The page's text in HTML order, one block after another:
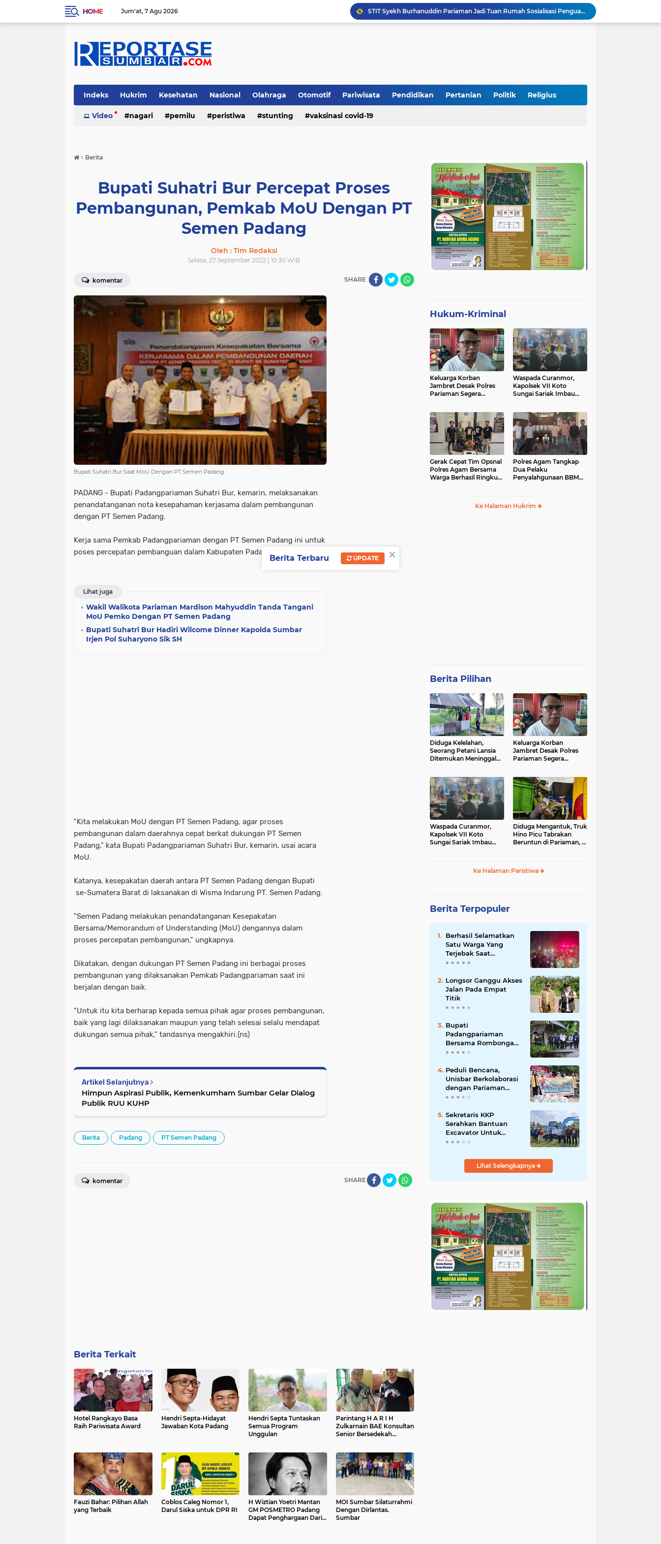
HOME Jum'at 7 Agu 2026
STIT Syekh Burhanuddin Pariaman Jadi Tuan Rumah Sosialisasi Penguatan Ideologi Pancasila Bersama BPIP dan DPR RI
Peduli Bencana, Unisbar Berkolaborasi dengan Pariaman Women Power Salurkan Bantuan untuk Korban Banjir di Padang
Diduga Akibat Puntung Rokok, Satu Pohon Cemara di Pantai Kata Pariaman Terbakar
Indeks Hukrim Kesehatan Nasional Olahraga Otomotif Pariwisata Pendidikan Pertanian Politik Religius
Video nagari pemilu peristiwa stunting vaksinasi covid-19
› Berita
Bupati Suhatri Bur Percepat Proses
Pembangunan, Pemkab MoU Dengan PT
Semen Padang
Oleh : Tim Redaksi
Selasa, 27 September 2022 | 10:30 WIB
komentar SHARE
Bupati Suhatri Bur Saat MoU Dengan PT Semen Padang
PADANG - Bupati Padangpariaman Suhatri Bur, kemarin, melaksanakan
penandatanganan nota kesepahaman kerjasama dalam pembangunan
dengan PT Semen Padang.
Kerja sama Pemkab Padangpariaman dengan PT Semen Padang ini untuk
poses percepatan pembanguan dalam Kabupaten Padangpariaman.
Lihat juga
Wakil Walikota Pariaman Mardison Mahyuddin Tanda Tangani
MoU Pemko Dengan PT Semen Padang
Bupati Suhatri Bur Hadiri Wilcome Dinner Kapolda Sumbar
Irjen Pol Suharyono Sik SH
"Kita melakukan MoU dengan PT Semen Padang, agar proses
pembangunan dalam daerahnya cepat berkat dukungan PT Semen
Padang," kata Bupati Padangpariaman Suhatri Bur, kemarin, usai acara
MoU.
Katanya, kesepakatan daerah antara PT Semen Padang dengan Bupati
se-Sumatera Barat di laksanakan di Wisma Indarung PT. Semen Padang.
"Semen Padang melakukan penandatanganan Kesepakatan
Bersama/Memorandum of Understanding (MoU) dengannya dalam
proses percepatan pembangunan," ungkapnya.
Dikatakan, dengan dukungan PT Semen Padang ini berbagai proses
pembangunan yang dilaksanakan Pemkab Padangpariaman saat ini
berjalan dengan baik.
"Untuk itu kita berharap kepada semua pihak agar proses pembangunan,
baik yang lagi dilaksanakan maupun yang telah selesai selalu mendapat
dukungan semua pihak," tandasnya mengakhiri.(ns)
Artikel Selanjutnya
Himpun Aspirasi Publik, Kemenkumham Sumbar Gelar Dialog
Publik RUU KUHP
Berita Padang PT Semen Padang
SHARE
komentar
Berita Terkait
Hotel Rangkayo Basa
Raih Pariwisata Award
Hendri Septa-Hidayat
Jawaban Kota Padang
Hendri Septa Tuntaskan
Semua Program
Unggulan
Parintang H A R I H
Zulkarnain BAE Konsultan
Senior Bersedekah
Fauzi Bahar: Pilihan Allah
yang Terbaik
Coblos Caleg Nomor 1,
Darul Siska untuk DPR RI
H Wiztian Yoetri Mantan
GM POSMETRO Padang
Dapat Penghargaan Dari
MOI Sumbar Silaturrahmi
Dengan Dirlantas.
Sumbar
Hukum-Kriminal
Keluarga Korban
Jambret Desak Polres
Pariaman Segera
Waspada Curanmor,
Kapolsek VII Koto
Sungai Sariak Imbau
Gerak Cepat Tim Opsnal
Polres Agam Bersama
Warga Berhasil Ringkus
Polres Agam Tangkap
Dua Pelaku
Penyalahgunaan BBM
Ke Halaman Hukrim
Berita Pilihan
Diduga Kelelahan,
Seorang Petani Lansia
Ditemukan Meninggal
Keluarga Korban
Jambret Desak Polres
Pariaman Segera
Waspada Curanmor,
Kapolsek VII Koto
Sungai Sariak Imbau
Diduga Mengantuk, Truk
Hino Picu Tabrakan
Beruntun di Pariaman, 5
Ke Halaman Peristiwa
Berita Terpopuler
Berhasil Selamatkan
Satu Warga Yang
Terjebak Saat
Kebakaran
Longsor Ganggu Akses
Jalan Pada Empat
Titik
Bupati
Padangpariaman
Bersama Rombongan
Jemput Aspirasi
Peduli Bencana,
Unisbar Berkolaborasi
dengan Pariaman
Women Power
untuk Korban Banjir di
Padang
Sekretaris KKP
Serahkan Bantuan
Excavator Untuk
Pelaku Usaha
Lihat Selengkapnya
×
Berita Terbaru UPDATE